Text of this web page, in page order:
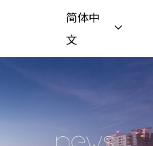
简体中
文